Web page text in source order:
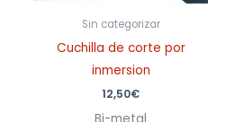
Sin categorizar
Cuchilla de corte por
inmersion
12,50€
Bi-metal